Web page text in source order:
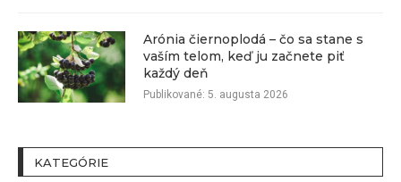
Arónia čiernoplodá – čo sa stane s
vaším telom, keď ju začnete piť
každý deň
Publikované: 5. augusta 2026
KATEGÓRIE